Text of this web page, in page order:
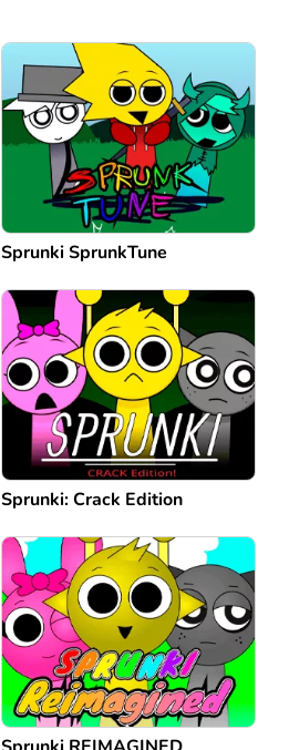
Sprunki SprunkTune
Sprunki: Crack Edition